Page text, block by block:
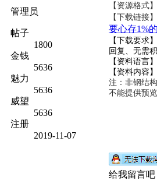
管理员
帖子
1800
金钱
5636
魅力
5636
威望
5636
注册
2019-11-07
【资源格式
【下载链接】
要心存1%
【下载要求
回复、无需
【资料语言
【资料内容】
注：非钢结
不能提供预览
给我留言